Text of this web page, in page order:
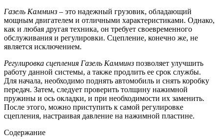
Газель Камминз – это надежный грузовик, обладающий
мощным двигателем и отличными характеристиками. Однако,
как и любая другая техника, он требует своевременного
обслуживания и регулировки. Сцепление, конечно же, не
является исключением.
Регулировка сцепления Газель Камминз позволяет улучшить
работу данной системы, а также продлить ее срок службы.
Для начала, необходимо поднять автомобиль и снять коробку
передач. Затем, следует проверить толщину нажимной
пружины и ось окладки, и при необходимости их заменить.
После этого, можно приступить к самой регулировке
сцепления, настраивая давление на нажимной пластине.
Содержание